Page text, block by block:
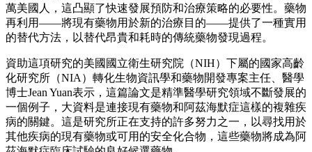
萬美國人，這凸顯了快速發展預防和治療策略的必要性。藥物
再利用——將現有藥物用於新的治療目的——提供了一種實用
的替代方法，以替代昂貴和耗時的傳統藥物發現過程。
資助這項研究的美國國立衛生研究院（NIH）下屬的國家高齡
化研究所（NIA）轉化生物資訊學和藥物開發專案主任、醫學
博士Jean Yuan表示，這篇論文是精準醫學研究領域不斷發展的
一個例子，大資料是連接現有藥物和阿茲海默症這樣的複雜疾
病的關鍵。這是研究所正在支持的許多努力之一，以尋找用於
其他疾病的現有藥物或可用的安全化合物，這些藥物將成為阿